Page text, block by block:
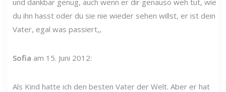
du ihn hasst oder du sie nie wieder sehen willst, er ist dein
Vater, egal was passiert,,
Sofia am 15. Juni 2012:
Als Kind hatte ich den besten Vater der Welt. Aber er hat